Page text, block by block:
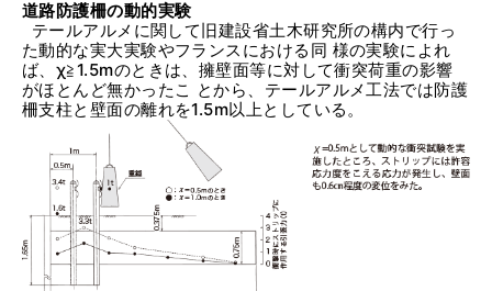
道路防護柵の動的実験
テールアルメに関して旧建設省土木研究所の構内で行っ
た動的な実大実験やフランスにおける同 様の実験によれ
ば、χ≧1.5mのときは、擁壁面等に対して衝突荷重の影響
がほとんど無かったこ とから、テールアルメ工法では防護
柵支柱と壁面の離れを1.5m以上としている。